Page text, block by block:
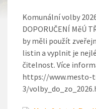
Komunální volby
DOPORUČENÍ MěÚ
by měli použít
listin a vyplnit je
čitelnost. Více
https://www.mesto-
3/